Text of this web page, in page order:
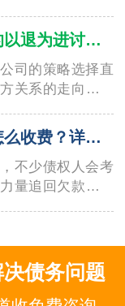
江阴讨债公司采用的以退为进讨债方法分析
司的策略选择直
关系的走向。其
江阴讨债公司一般怎么收费？详细解读收费标准
不少债权人会考
量追回欠款，而
债务问题